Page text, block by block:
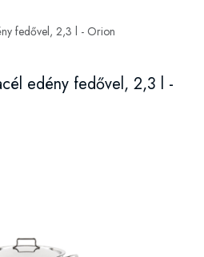
edény fedővel, 2,3 l -